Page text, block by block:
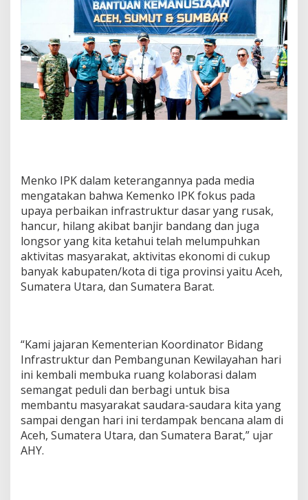
Menko IPK dalam keterangannya pada media
mengatakan bahwa Kemenko IPK fokus pada
upaya perbaikan infrastruktur dasar yang rusak,
hancur, hilang akibat banjir bandang dan juga
longsor yang kita ketahui telah melumpuhkan
aktivitas masyarakat, aktivitas ekonomi di cukup
banyak kabupaten/kota di tiga provinsi yaitu Aceh,
Sumatera Utara, dan Sumatera Barat.
“Kami jajaran Kementerian Koordinator Bidang
Infrastruktur dan Pembangunan Kewilayahan hari
ini kembali membuka ruang kolaborasi dalam
semangat peduli dan berbagi untuk bisa
membantu masyarakat saudara-saudara kita yang
sampai dengan hari ini terdampak bencana alam di
Aceh, Sumatera Utara, dan Sumatera Barat,” ujar
AHY.